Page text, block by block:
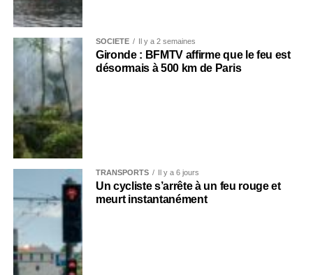
SOCIÉTÉ Il y a 2 semaines
Gironde : BFMTV affirme que le feu est
désormais à 500 km de Paris
TRANSPORTS Il y a 6 jours
Un cycliste s’arrête à un feu rouge et
meurt instantanément